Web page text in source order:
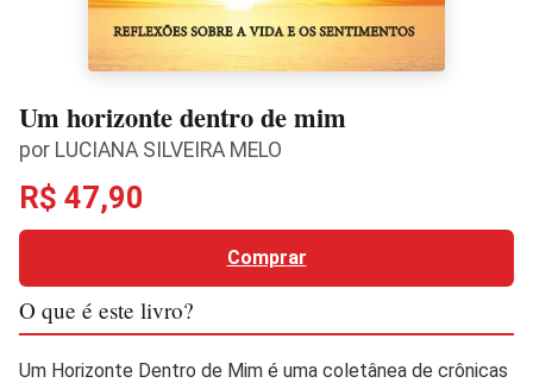
Um horizonte dentro de mim
por LUCIANA SILVEIRA MELO
R$ 47,90
Comprar
O que é este livro?
Um Horizonte Dentro de Mim é uma coletânea de crônicas